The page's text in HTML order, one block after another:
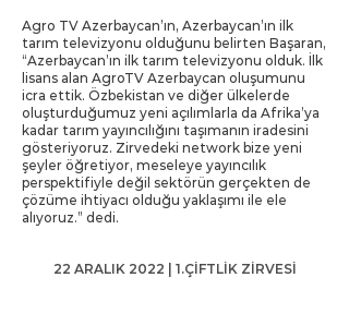
Agro TV Azerbaycan’ın, Azerbaycan’ın ilk
tarım televizyonu olduğunu belirten Başaran,
“Azerbaycan’ın ilk tarım televizyonu olduk. İlk
lisans alan AgroTV Azerbaycan oluşumunu
icra ettik. Özbekistan ve diğer ülkelerde
oluşturduğumuz yeni açılımlarla da Afrika’ya
kadar tarım yayıncılığını taşımanın iradesini
gösteriyoruz. Zirvedeki network bize yeni
şeyler öğretiyor, meseleye yayıncılık
perspektifiyle değil sektörün gerçekten de
çözüme ihtiyacı olduğu yaklaşımı ile ele
alıyoruz.” dedi.
22 ARALIK 2022 | 1.ÇİFTLİK ZİRVESİ